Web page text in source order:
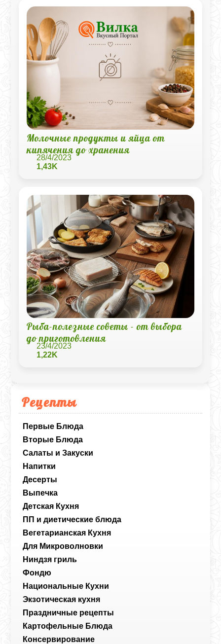
Рецепты
Первые Блюда
Вторые Блюда
Салаты и Закуски
Напитки
Десерты
Выпечка
Детская Кухня
ПП и диетические блюда
Вегетарианская Кухня
Для Микроволновки
Ниндзя гриль
Фондю
Национальные Кухни
Экзотическая кухня
Праздничные рецепты
Картофельные Блюда
Консервирование
Молочные продукты и яйца от
кипячения до хранения
28/4/2023
1,43K
Рыба-полезные советы - от выбора
до приготовления
23/4/2023
1,22K